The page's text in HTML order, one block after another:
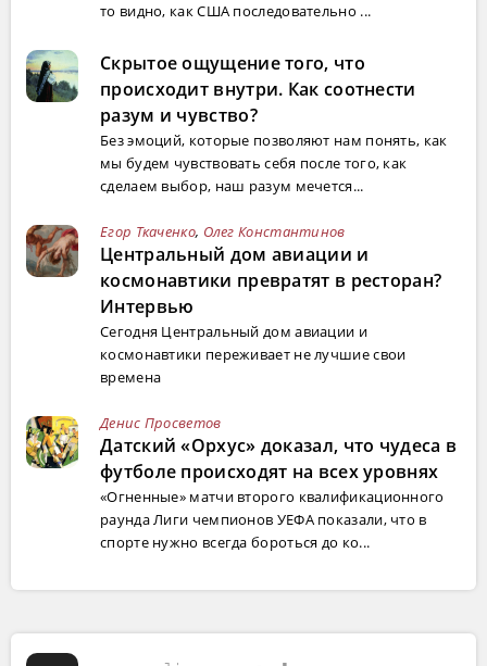
то видно, как США последовательно ...
Скрытое ощущение того, что
происходит внутри. Как соотнести
разум и чувство?
Без эмоций, которые позволяют нам понять, как
мы будем чувствовать себя после того, как
сделаем выбор, наш разум мечется...
Егор Ткаченко, Олег Константинов
Центральный дом авиации и
космонавтики превратят в ресторан?
Интервью
Сегодня Центральный дом авиации и
космонавтики переживает не лучшие свои
времена
Денис Просветов
Датский «Орхус» доказал, что чудеса в
футболе происходят на всех уровнях
«Огненные» матчи второго квалификационного
раунда Лиги чемпионов УЕФА показали, что в
спорте нужно всегда бороться до ко...